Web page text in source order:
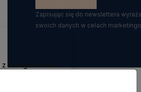
Zapisując się do newslettera
swoich danych w celach
z całego okresu